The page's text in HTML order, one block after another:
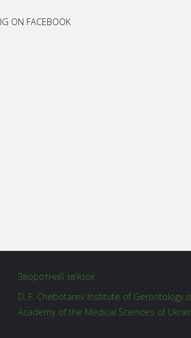
IG ON FACEBOOK
Зворотний зв’язок
D. F. Chebotarev Institute of Gerontology
Academy of the Medical Sciences of